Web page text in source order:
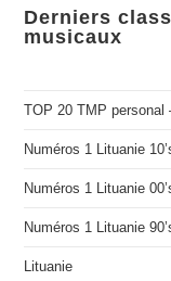
Derniers
musicaux
TOP 20 TMP personal
Numéros 1 Lituanie
Numéros 1 Lituanie
Numéros 1 Lituanie
Lituanie